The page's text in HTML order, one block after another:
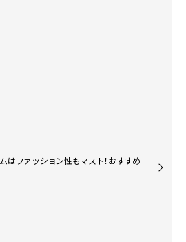
はファッション性もマスト！おすすめ